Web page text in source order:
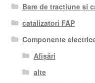
Bare de tracțiune și
catalizatori FAP
Componente
Afișări
alte